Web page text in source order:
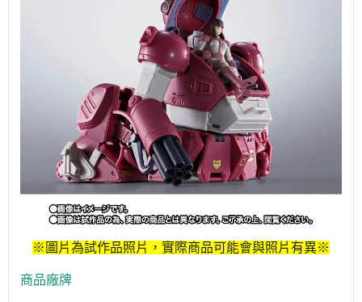
※圖片為試作品照片，實際商品可能會與照片有異※
商品廠牌